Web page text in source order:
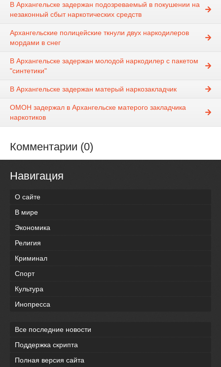
В Архангельске задержан подозреваемый в покушении на
незаконный сбыт наркотических средств
Архангельские полицейские ткнули двух наркодилеров
мордами в снег
В Архангельске задержан молодой наркодилер с пакетом
"синтетики"
В Архангельске задержан матерый наркозакладчик
ОМОН задержал в Архангельске матерого закладчика
наркотиков
Комментарии (0)
Навигация
О сайте
В мире
Экономика
Религия
Криминал
Спорт
Культура
Инопресса
Все последние новости
Поддержка скрипта
Полная версия сайта